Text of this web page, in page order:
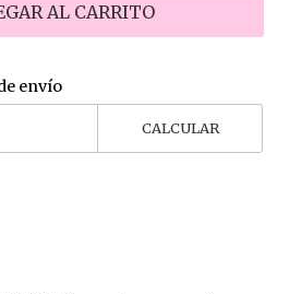
AL CARRITO
envío
CALCULAR